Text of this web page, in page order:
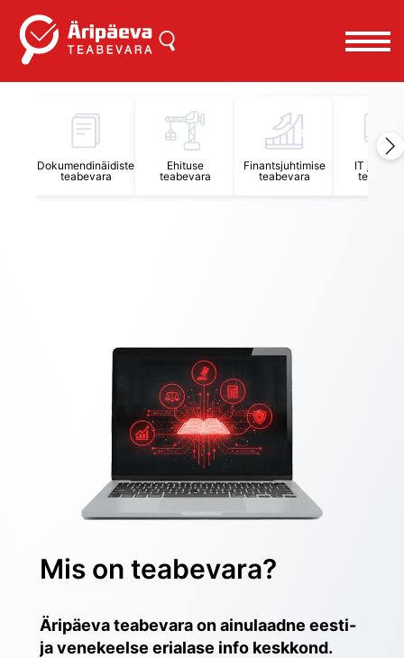
Dokumendinäidiste
teabevara
Ehituse
teabevara
Finantsjuhtimise
teabevara
IT
Mis on teabevara?
Äripäeva teabevara on ainulaadne eesti-
ja venekeelse erialase info keskkond.